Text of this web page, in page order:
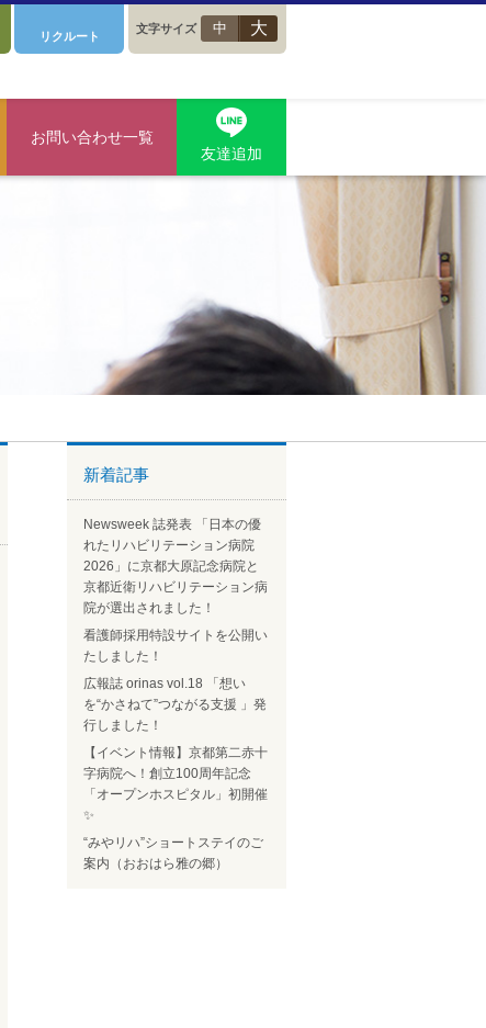
文字サイズ 中 大
お問い合わせ一覧
友達追加
リクルート
新着記事
Newsweek 誌発表 「日本の優
れたリハビリテーション病院
2026」に京都大原記念病院と
京都近衛リハビリテーション病
院が選出されました！
看護師採用特設サイトを公開い
たしました！
広報誌 orinas vol.18 「想い
を“かさねて”つながる支援 」発
行しました！
【イベント情報】京都第二赤十
字病院へ！創立100周年記念
「オープンホスピタル」初開催
✨
“みやリハ”ショートステイのご
案内（おおはら雅の郷）